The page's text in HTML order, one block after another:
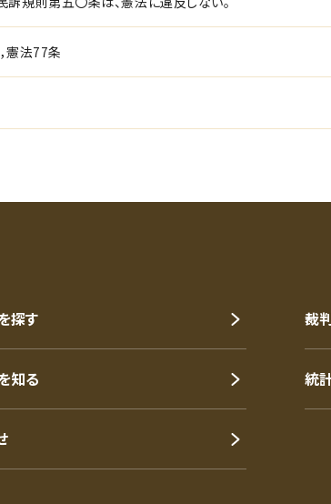
憲法77条
探す 裁
知る 統